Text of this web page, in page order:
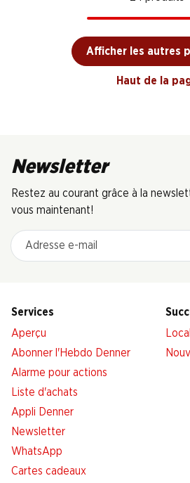
Afficher les autres
Haut de la
Newsletter
Restez au courant grâce à la
vous maintenant!
Adresse e-mail
Services
Aperçu
Abonner l'Hebdo Denner
Alarme pour actions
Liste d'achats
Appli Denner
Newsletter
WhatsApp
Cartes cadeaux